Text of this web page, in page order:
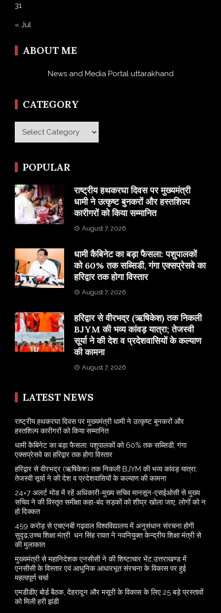
31
« Jul
ABOUT ME
News and Media Portal uttarakhand
CATEGORY
Category
POPULAR
राष्ट्रीय हथकरघा दिवस पर मुख्यमंत्री
धामी ने उत्कृष्ट बुनकरों और हस्तशिल्प
कारीगरों को किया सम्मानित
August 7, 2026
​धामी कैबिनेट का बड़ा फैसला: पशुपालकों
को 60% तक सब्सिडी, गंगा एक्सप्रेसवे का
हरिद्वार तक होगा विस्तार
August 7, 2026
​हरिद्वार से वीरभद्र (ऋषिकेश) तक निकली
BJYM की भव्य कांवड़ यात्रा; तेजस्वी
सूर्या ने की देश व प्रदेशवासियों के कल्याण
की कामना
August 7, 2026
LATEST NEWS
राष्ट्रीय हथकरघा दिवस पर मुख्यमंत्री धामी ने उत्कृष्ट बुनकरों और
हस्तशिल्प कारीगरों को किया सम्मानित
​धामी कैबिनेट का बड़ा फैसला: पशुपालकों को 60% तक सब्सिडी, गंगा
एक्सप्रेसवे का हरिद्वार तक होगा विस्तार
​हरिद्वार से वीरभद्र (ऋषिकेश) तक निकली BJYM की भव्य कांवड़ यात्रा;
तेजस्वी सूर्या ने की देश व प्रदेशवासियों के कल्याण की कामना
24×7 अलर्ट मोड में रहें अधिकारी-मुख्य सचिव मानसून-एसईओसी से मुख्य
सचिव ने की विस्तृत समीक्षा कहा-बंद सड़कों को शीघ्र खोला जाए, लोगों को न
हो दिक्कत
459 करोड़ से एचएनबी गढ़वाल विश्वविद्यालय में अनुसंधान संरचना होगी
सुदृढ,उच्च शिक्षा मंत्री धन सिंह रावत ने नवनियुक्त केन्द्रीय शिक्षा मंत्री से
की मुलाकात
मुख्यमंत्री से महानिदेशक एनसीसी ने की शिष्टाचार भेंट,उत्तराखण्ड में
एनसीसी के विस्तार एवं आधुनिक आधारभूत संरचना के विकास पर हुई
महत्वपूर्ण चर्चा
एमडीडीए बोर्ड बैठक, देहरादून और मसूरी के विकास के लिए 25 बड़े प्रस्तावों
को मिली हरी झंडी